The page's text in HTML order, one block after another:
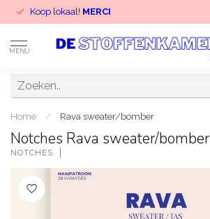
Koop lokaal! MERCI
MENU
Home / Rava sweater/bomber
Notches Rava sweater/bomber
NOTCHES